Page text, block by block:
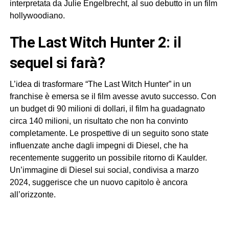
interpretata da Julie Engelbrecht, al suo debutto in un film
hollywoodiano.
The Last Witch Hunter 2: il
sequel si farà?
L’idea di trasformare “The Last Witch Hunter” in un
franchise è emersa se il film avesse avuto successo. Con
un budget di 90 milioni di dollari, il film ha guadagnato
circa 140 milioni, un risultato che non ha convinto
completamente. Le prospettive di un seguito sono state
influenzate anche dagli impegni di Diesel, che ha
recentemente suggerito un possibile ritorno di Kaulder.
Un’immagine di Diesel sui social, condivisa a marzo
2024, suggerisce che un nuovo capitolo è ancora
all’orizzonte.